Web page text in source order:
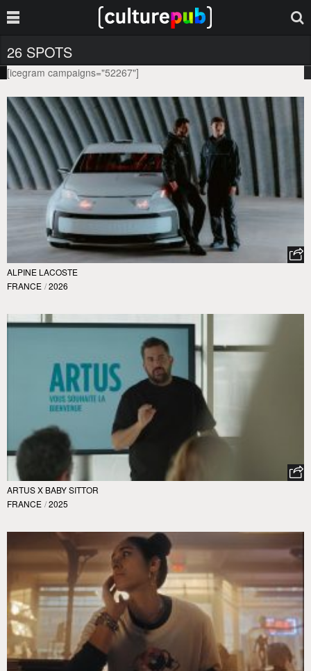
26 SPOTS
[icegram campaigns="52267"]
ALPINE LACOSTE
FRANCE / 2026
ARTUS X BABY SITTOR
FRANCE / 2025